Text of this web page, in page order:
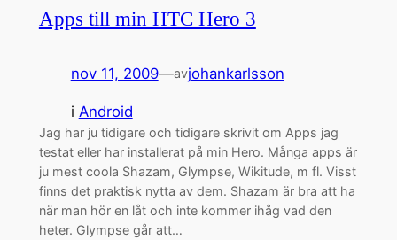
Apps till min HTC Hero 3
nov 11, 2009—avjohankarlsson
i Android
Jag har ju tidigare och tidigare skrivit om Apps jag
testat eller har installerat på min Hero. Många apps är
ju mest coola Shazam, Glympse, Wikitude, m fl. Visst
finns det praktisk nytta av dem. Shazam är bra att ha
när man hör en låt och inte kommer ihåg vad den
heter. Glympse går att…